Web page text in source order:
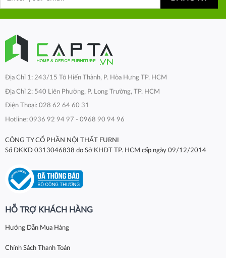
Địa Chỉ 1: 243/15 Tô Hiến Thành, P. Hòa Hưng TP. HCM
Địa Chỉ 2: 540 Liên Phường, P. Long Trường, TP. HCM
Điện Thoại: 028 62 64 60 31
Hotline: 0936 92 94 97 - 0968 90 94 96
CÔNG TY CỔ PHẦN NỘI THẤT FURNI
Số ĐKKD 0313046838 do Sở KHĐT TP. HCM cấp ngày 09/12/2014
HỖ TRỢ KHÁCH HÀNG
Hướng Dẫn Mua Hàng
Chính Sách Thanh Toán